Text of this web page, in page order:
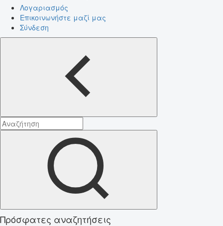
Λογαριασμός
Επικοινωνήστε μαζί μας
Σύνδεση
Πρόσφατες αναζητήσεις